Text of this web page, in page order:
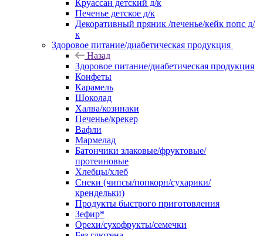
Круассан детский д/к
Печенье детское д/к
Декоративный пряник /печенье/кейк попс д/
к
Здоровое питание/диабетическая продукция
Назад
Здоровое питание/диабетическая продукция
Конфеты
Карамель
Шоколад
Халва/козинаки
Печенье/крекер
Вафли
Мармелад
Батончики злаковые/фруктовые/
протеиновые
Хлебцы/хлеб
Снеки (чипсы/попкорн/сухарики/
крендельки)
Продукты быстрого приготовления
Зефир*
Орехи/сухофрукты/семечки